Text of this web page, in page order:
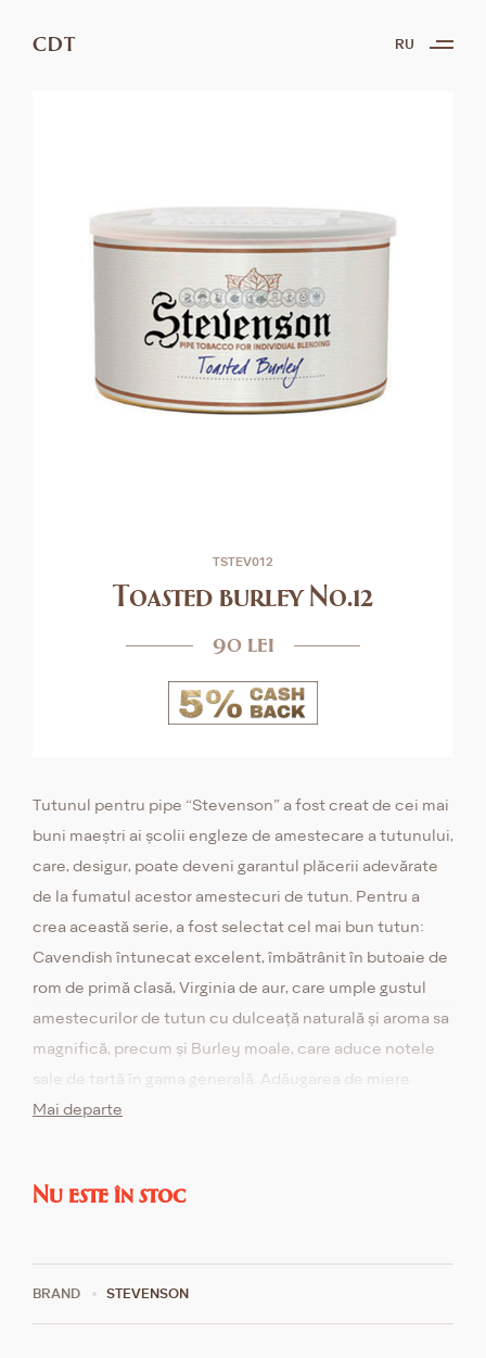
CDT RU
TSTEV012
Toasted burley No.12
90 lei
Tutunul pentru pipe “Stevenson” a fost creat de cei mai
buni maeștri ai școlii engleze de amestecare a tutunului,
care, desigur, poate deveni garantul plăcerii adevărate
de la fumatul acestor amestecuri de tutun. Pentru a
crea această serie, a fost selectat cel mai bun tutun:
Cavendish întunecat excelent, îmbătrânit în butoaie de
rom de primă clasă, Virginia de aur, care umple gustul
amestecurilor de tutun cu dulceață naturală și aroma sa
magnifică, precum și Burley moale, care aduce notele
sale de tartă în gama generală. Adăugarea de miere
naturală sălbatică completează în mod favorabil
Mai departe
Nu este în stoc
BRAND STEVENSON